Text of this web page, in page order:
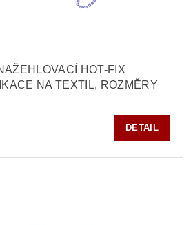
HOT-FIX
NA TEXTIL, ROZMĚRY
DETAIL